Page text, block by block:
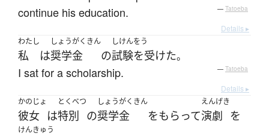
continue his education.
— Tatoeba
Details ▸
わたし
私 は
しょうがくきん
奨学金 の
しけんをう
試験を受けた。
I sat for a scholarship. — Tatoeba
Details ▸
かのじょ
彼女 は
とくべつ
特別 の
しょうがくきん
奨学金 をもらって
えんげき
演劇 を
けんきゅう